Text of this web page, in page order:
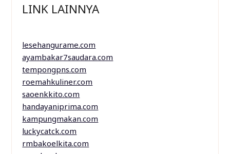
LINK LAINNYA
lesehangurame.com
ayambakar7saudara.com
tempongpns.com
roemahkuliner.com
saoenkkito.com
handayaniprima.com
kampungmakan.com
luckycatck.com
rmbakoelkita.com